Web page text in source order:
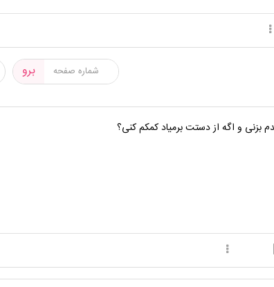
برو
بزنی و اگه از دستت برمیاد کمکم کنی؟